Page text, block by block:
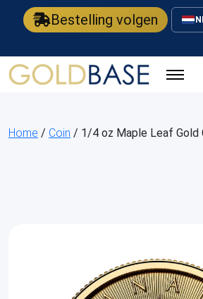
Bestelling volgen
Home / Coin / 1/4 oz Maple Leaf Gold